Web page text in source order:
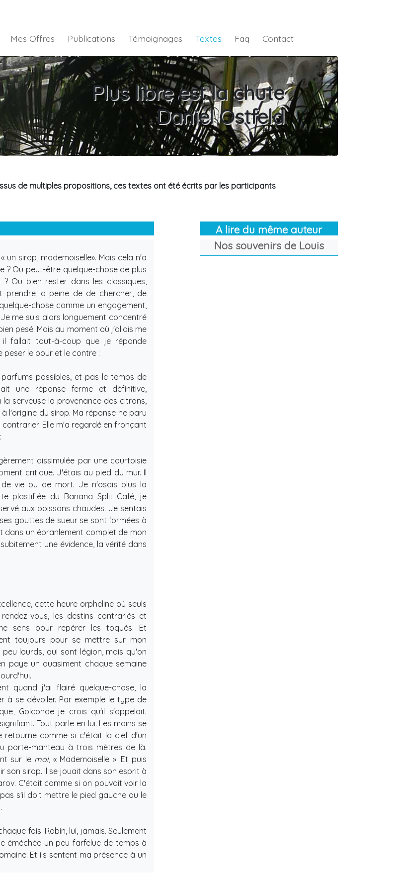
Mes Offres Publications Témoignages Textes Faq Contact
Plus libre est la chute
Daniel Ostfeld
de multiples propositions, ces textes ont été écrits par les participants
sirop, mademoiselle». Mais cela n'a
? Ou peut-être quelque-chose de plus
Ou bien rester dans les classiques,
prendre la peine de de chercher, de
chose comme un engagement,
me suis alors longuement concentré
pesé. Mais au moment où j'allais me
fallait tout-à-coup que je réponde
peser le pour et le contre :
possibles, et pas le temps de
une réponse ferme et définitive,
serveuse la provenance des citrons,
l'origine du sirop. Ma réponse ne paru
Elle m'a regardé en fronçant
dissimulée par une courtoisie
critique. J'étais au pied du mur. Il
vie ou de mort. Je n'osais plus la
plastifiée du Banana Split Café, je
aux boissons chaudes. Je sentais
gouttes de sueur se sont formées à
dans un ébranlement complet de mon
une évidence, la vérité dans
cette heure orpheline où seuls
vous, les destins contrariés et
sens pour repérer les toqués. Et
toujours pour se mettre sur mon
lourds, qui sont légion, mais qu'on
paye un quasiment chaque semaine
quand j'ai flairé quelque-chose, la
se dévoiler. Par exemple le type de
Golconde je crois qu'il s'appelait.
Tout parle en lui. Les mains se
retourne comme si c'était la clef d'un
porte-manteau à trois mètres de là.
sur le moi, « Mademoiselle ». Et puis
son sirop. Il se jouait dans son esprit à
C'était comme si on pouvait voir la
s'il doit mettre le pied gauche ou le
fois. Robin, lui, jamais. Seulement
éméchée un peu farfelue de temps à
Et ils sentent ma présence à un
A lire du même auteur
Nos souvenirs de Louis